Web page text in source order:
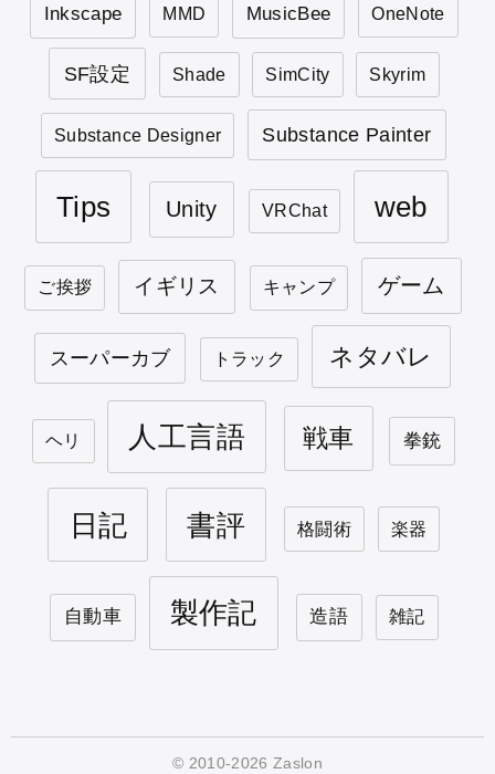
Inkscape MMD MusicBee OneNote
SF設定 Shade SimCity Skyrim
Substance Designer Substance Painter
Tips Unity VRChat web
ご挨拶 イギリス キャンプ ゲーム
スーパーカブ トラック ネタバレ
ヘリ 人工言語 戦車 拳銃
日記 書評 格闘術 楽器
自動車 製作記 造語 雑記
© 2010-2026 Zaslon